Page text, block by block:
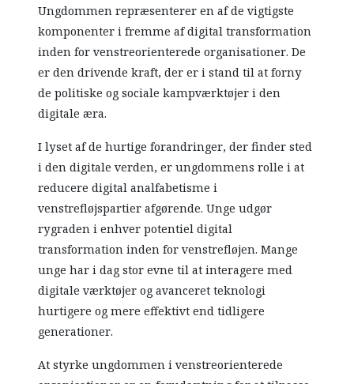
Ungdommen repræsenterer en af de vigtigste
komponenter i fremme af digital transformation
inden for venstreorienterede organisationer. De
er den drivende kraft, der er i stand til at forny
de politiske og sociale kampværktøjer i den
digitale æra.
I lyset af de hurtige forandringer, der finder sted
i den digitale verden, er ungdommens rolle i at
reducere digital analfabetisme i
venstrefløjspartier afgørende. Unge udgør
rygraden i enhver potentiel digital
transformation inden for venstrefløjen. Mange
unge har i dag stor evne til at interagere med
digitale værktøjer og avanceret teknologi
hurtigere og mere effektivt end tidligere
generationer.
At styrke ungdommen i venstreorienterede